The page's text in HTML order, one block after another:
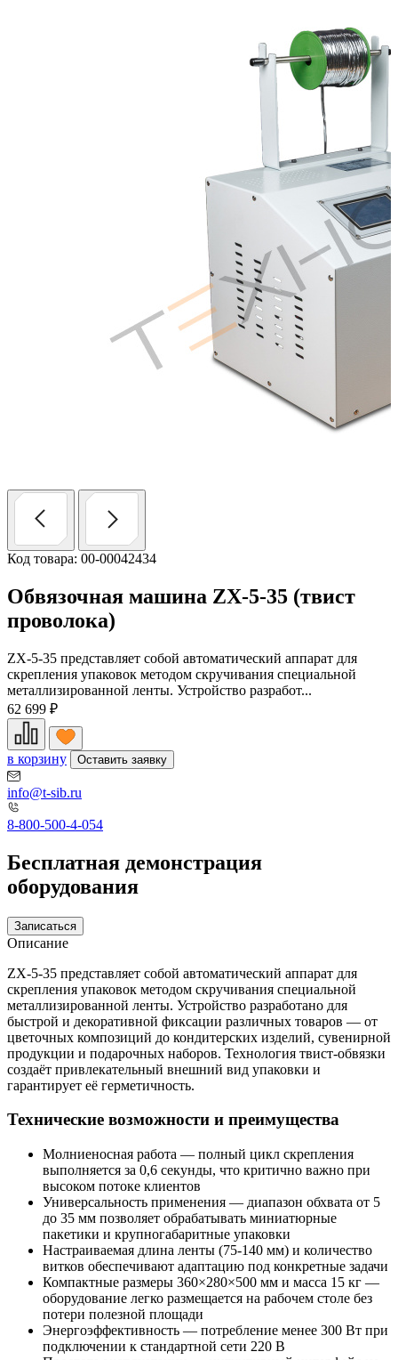
Код товара: 00-00042434
Обвязочная машина ZX-5-35 (твист
проволока)
ZX-5-35 представляет собой автоматический аппарат для
скрепления упаковок методом скручивания специальной
металлизированной ленты. Устройство разработ...
62 699 ₽
в корзину Оставить заявку
info@t-sib.ru
8-800-500-4-054
Бесплатная демонстрация
оборудования
Записаться
Описание
ZX-5-35 представляет собой автоматический аппарат для
скрепления упаковок методом скручивания специальной
металлизированной ленты. Устройство разработано для
быстрой и декоративной фиксации различных товаров — от
цветочных композиций до кондитерских изделий, сувенирной
продукции и подарочных наборов. Технология твист-обвязки
создаёт привлекательный внешний вид упаковки и
гарантирует её герметичность.
Технические возможности и преимущества
Молниеносная работа — полный цикл скрепления
выполняется за 0,6 секунды, что критично важно при
высоком потоке клиентов
Универсальность применения — диапазон обхвата от 5
до 35 мм позволяет обрабатывать миниатюрные
пакетики и крупногабаритные упаковки
Настраиваемая длина ленты (75-140 мм) и количество
витков обеспечивают адаптацию под конкретные задачи
Компактные размеры 360×280×500 мм и масса 15 кг —
оборудование легко размещается на рабочем столе без
потери полезной площади
Энергоэффективность — потребление менее 300 Вт при
подключении к стандартной сети 220 В